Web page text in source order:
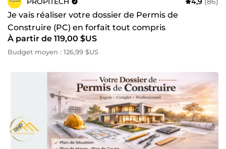
Je vais réaliser votre dossier de Permis de
Construire (PC) en forfait tout compris
À partir de 119,00 $US
Budget moyen : 126,99 $US